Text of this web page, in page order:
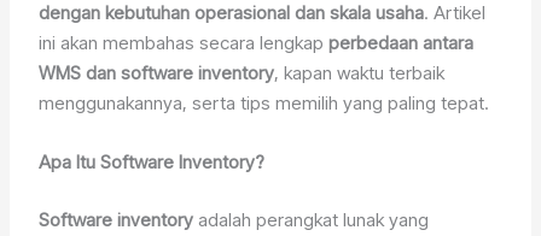
dengan kebutuhan operasional dan skala usaha. Artikel
ini akan membahas secara lengkapperbedaan antara
WMS dan software inventory, kapan waktu terbaik
menggunakannya, serta tips memilih yang paling tepat.
Apa Itu Software Inventory?
Software inventory adalah perangkat lunak yang